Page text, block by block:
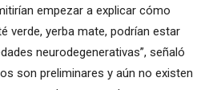
empezar a explicar cómo
verde, yerba mate, podrían estar
neurodegenerativas”, señaló
son preliminares y aún no existen